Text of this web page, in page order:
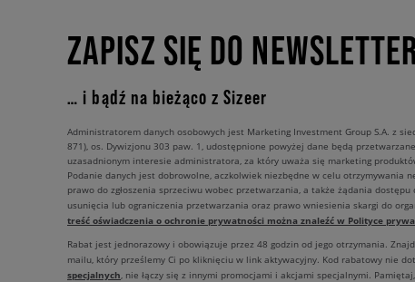
ZAPISZ SIĘ DO
… i bądź na bieżąco z Sizeer
Administratorem danych osobowych jest Marketing Investment Group S.A. z
871), os. Dywizjonu 303 paw. 1, udostępnione powyżej dane będą
uzasadnionym interesie administratora, za który uważa się marketing
Podanie danych jest dobrowolne, aczkolwiek niezbędne w celu otrzymywania
prawo do zgłoszenia sprzeciwu wobec przetwarzania, a także żądania dostępu
usunięcia lub ograniczenia przetwarzania oraz prawo wniesienia skargi do
treść oświadczenia o ochronie prywatności można znaleźć w Polityce
Rabat jest jednorazowy i obowiązuje przez 48 godzin od jego otrzymania.
mailu, który prześlemy Ci po kliknięciu w link aktywacyjny. Kod rabatowy nie
specjalnych, nie łączy się z innymi promocjami i akcjami specjalnymi.